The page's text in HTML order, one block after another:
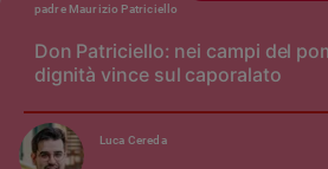
Don Patriciello: nei campi del
dignità vince sul caporalato
padre Maurizio Patriciello
Luca Cereda